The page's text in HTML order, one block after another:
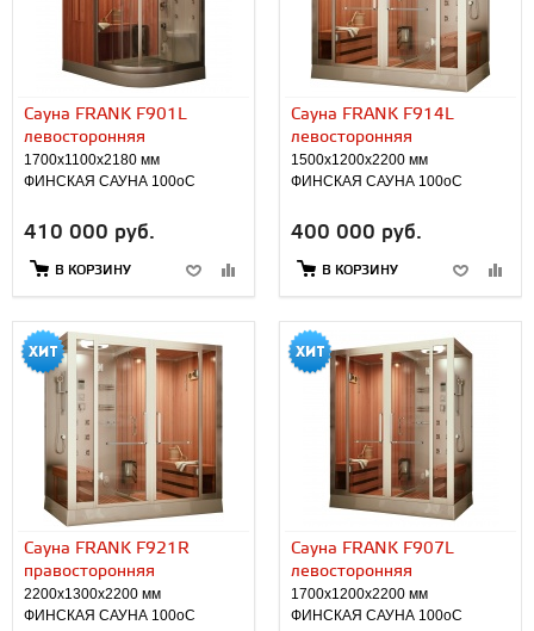
Сауна FRANK F901L
левосторонняя
1700х1100х2180 мм
ФИНСКАЯ САУНА 100оС
410 000 руб.
В КОРЗИНУ
Сауна FRANK F914L
левосторонняя
1500х1200х2200 мм
ФИНСКАЯ САУНА 100оС
400 000 руб.
В КОРЗИНУ
Сауна FRANK F921R
правосторонняя
2200х1300х2200 мм
ФИНСКАЯ САУНА 100оС
Сауна FRANK F907L
левосторонняя
1700х1200х2200 мм
ФИНСКАЯ САУНА 100оС